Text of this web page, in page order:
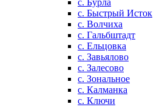
с. Бурла
с. Быстрый Исток
с. Волчиха
с. Гальбштадт
с. Ельцовка
с. Завьялово
с. Залесово
с. Зональное
с. Калманка
с. Ключи